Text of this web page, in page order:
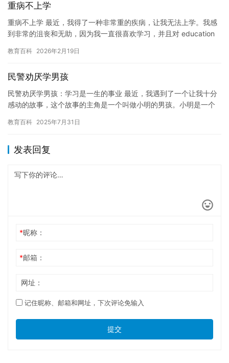
重病不上学
重病不上学 最近，我得了一种非常重的疾病，让我无法上学。我感
到非常的沮丧和无助，因为我一直很喜欢学习，并且对 education
教育百科 2026年2月19日
民警劝厌学男孩
民警劝厌学男孩：学习是一生的事业 最近，我遇到了一个让我十分
感动的故事，这个故事的主角是一个叫做小明的男孩。小明是一个
第…
教育百科 2025年7月31日
发表回复
*昵称：
*邮箱：
网址：
记住昵称、邮箱和网址，下次评论免输入
提交